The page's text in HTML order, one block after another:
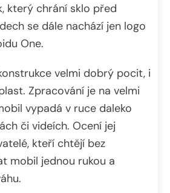
který chrání sklo před
se dále nachází jen logo
One.
velmi dobrý pocit, i
Zpracování je na velmi
vypadá v ruce daleko
či videích. Ocení jej
kteří chtějí bez
mobil jednou rukou a